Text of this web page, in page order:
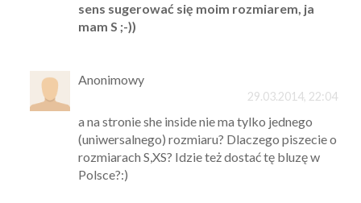
sens sugerować się moim rozmiarem, ja
mam S ;-))
Anonimowy
29.03.2014, 22:04
a na stronie she inside nie ma tylko jednego
(uniwersalnego) rozmiaru? Dlaczego piszecie o
rozmiarach S,XS? Idzie też dostać tę bluzę w
Polsce?:)